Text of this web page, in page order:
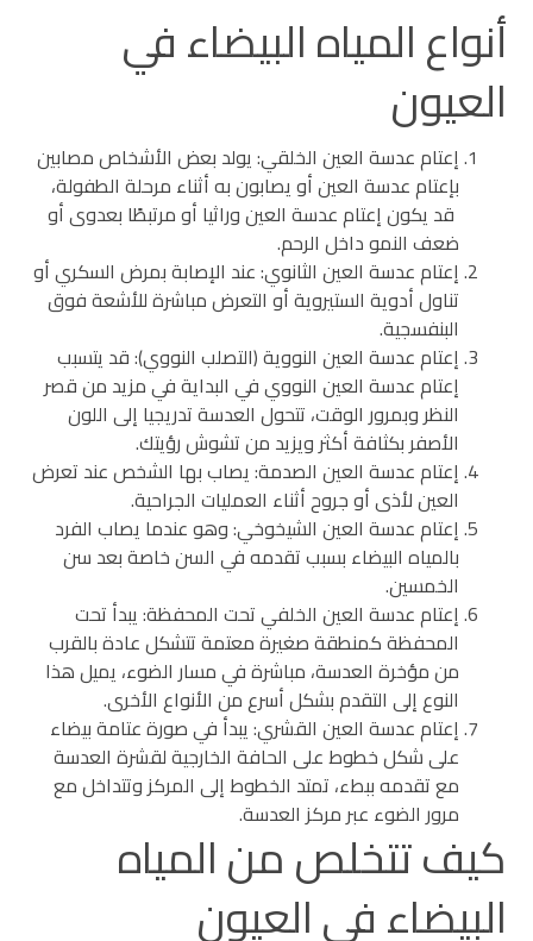
أنواع المياه البيضاء في
العيون
إعتام عدسة العين الخلقي: يولد بعض الأشخاص مصابين
بإعتام عدسة العين أو يصابون به أثناء مرحلة الطفولة،
قد يكون إعتام عدسة العين وراثيا أو مرتبطًا بعدوى أو
ضعف النمو داخل الرحم.
إعتام عدسة العين الثانوي: عند الإصابة بمرض السكري أو
تناول أدوية الستيروية أو التعرض مباشرة للأشعة فوق
البنفسجية.
إعتام عدسة العين النووية (التصلب النووي): قد يتسبب
إعتام عدسة العين النووي في البداية في مزيد من قصر
النظر وبمرور الوقت، تتحول العدسة تدريجيا إلى اللون
الأصفر بكثافة أكثر ويزيد من تشوش رؤيتك.
إعتام عدسة العين الصدمة: يصاب بها الشخص عند تعرض
العين لأذى أو جروح أثناء العمليات الجراحية.
إعتام عدسة العين الشيخوخي: وهو عندما يصاب الفرد
بالمياه البيضاء بسبب تقدمه في السن خاصة بعد سن
الخمسين.
إعتام عدسة العين الخلفي تحت المحفظة: يبدأ تحت
المحفظة كمنطقة صغيرة معتمة تتشكل عادة بالقرب
من مؤخرة العدسة، مباشرة في مسار الضوء، يميل هذا
النوع إلى التقدم بشكل أسرع من الأنواع الأخرى.
إعتام عدسة العين القشري: يبدأ في صورة عتامة بيضاء
على شكل خطوط على الحافة الخارجية لقشرة العدسة
مع تقدمه ببطء، تمتد الخطوط إلى المركز وتتداخل مع
مرور الضوء عبر مركز العدسة.
كيف تتخلص من المياه
البيضاء في العيون